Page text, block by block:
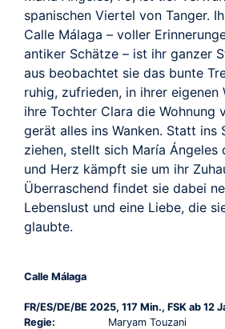
spanischen Viertel von Tanger.
Calle Málaga – voller
antiker Schätze – ist ihr ganzer
aus beobachtet sie das bunte
ruhig, zufrieden, in ihrer eigenen
ihre Tochter Clara die Wohnung
gerät alles ins Wanken. Statt ins
ziehen, stellt sich María Ángeles
und Herz kämpft sie um ihr
Überraschend findet sie dabei
Lebenslust und eine Liebe, die
glaubte.
Calle Málaga
FR/ES/DE/BE 2025, 117 Min., FSK ab 12
Regie:
Maryam Touzani